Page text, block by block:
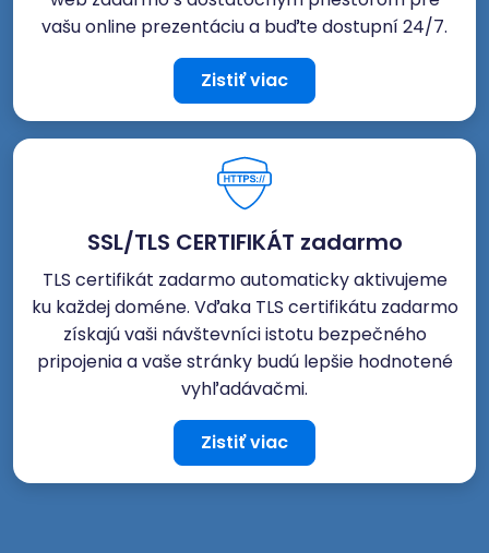
vašu online prezentáciu a buďte dostupní 24/7.
Zistiť viac
SSL/TLS CERTIFIKÁT zadarmo
TLS certifikát zadarmo automaticky aktivujeme
ku každej doméne. Vďaka TLS certifikátu zadarmo
získajú vaši návštevníci istotu bezpečného
pripojenia a vaše stránky budú lepšie hodnotené
vyhľadávačmi.
Zistiť viac